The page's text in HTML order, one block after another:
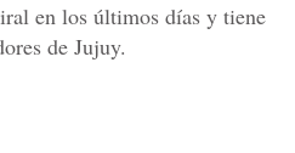
en los últimos días y tiene
de Jujuy.